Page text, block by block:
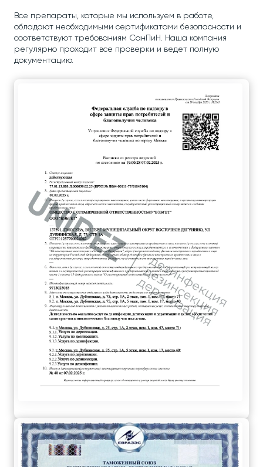
Все препараты, которые мы используем в работе,
обладают необходимыми сертификатами безопасности и
соответствуют требованиям СанПиН. Наша компания
регулярно проходит все проверки и ведет полную
документацию.